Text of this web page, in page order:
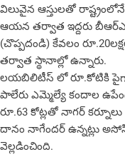
విలువైన ఆస్తులతో రాష్ట్రంలోనే
ఆయన తర్వాత ఇద్దరు
(చొప్పదండి) కేవలం
తర్వాత స్థానాల్లో ఉన్నారు.
లయబిలిటీస్ లో రూ.కోటికి
పాలేరు ఎమ్మెల్యే కందాల
రూ.63 కోట్లతో నాగర్ కర్నూలు
దానం నాగేందర్ ఉన్నట్లు
వెల్లడించింది.